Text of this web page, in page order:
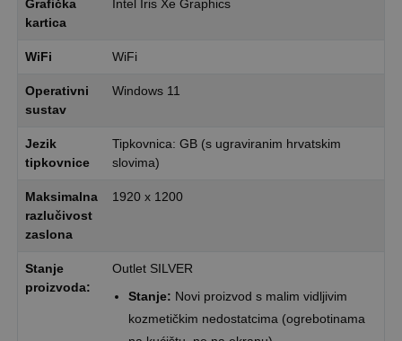
Grafička
kartica
Intel Iris Xe Graphics
WiFi WiFi
Operativni
sustav
Windows 11
Jezik
tipkovnice
Tipkovnica: GB (s ugraviranim hrvatskim
slovima)
Maksimalna
razlučivost
zaslona
1920 x 1200
Stanje
proizvoda:
Outlet SILVER
Stanje: Novi proizvod s malim vidljivim
kozmetičkim nedostatcima (ogrebotinama